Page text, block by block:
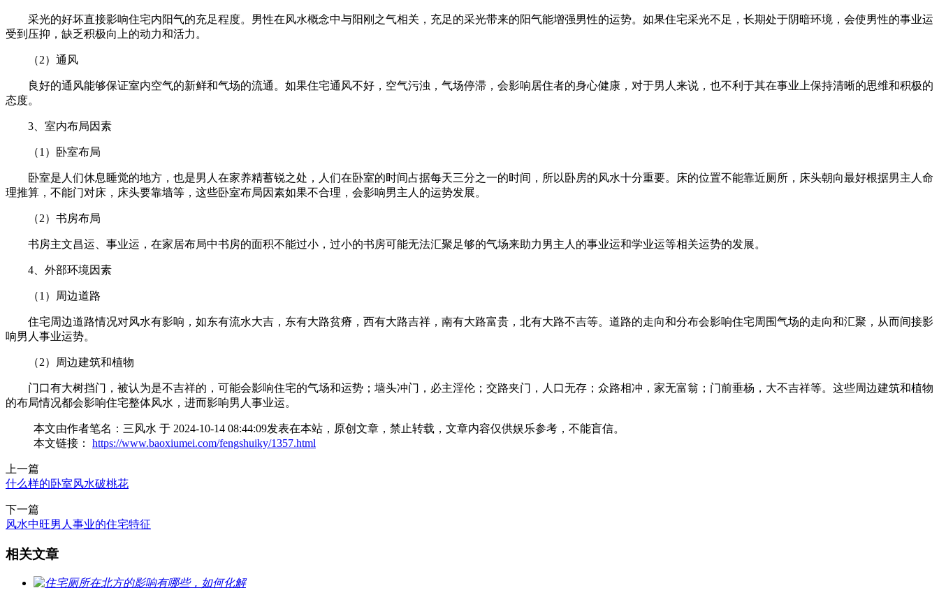
采光的好坏直接影响住宅内阳气的充足程度。男性在风水概念中与阳刚之气相关，充足的采光带来的阳气能增强男性的运势。如果住宅采光不足，长期处于阴暗环境，会使男性的事业运
受到压抑，缺乏积极向上的动力和活力。
（2）通风
良好的通风能够保证室内空气的新鲜和气场的流通。如果住宅通风不好，空气污浊，气场停滞，会影响居住者的身心健康，对于男人来说，也不利于其在事业上保持清晰的思维和积极的
态度。
3、室内布局因素
（1）卧室布局
卧室是人们休息睡觉的地方，也是男人在家养精蓄锐之处，人们在卧室的时间占据每天三分之一的时间，所以卧房的风水十分重要。床的位置不能靠近厕所，床头朝向最好根据男主人命
理推算，不能门对床，床头要靠墙等，这些卧室布局因素如果不合理，会影响男主人的运势发展。
（2）书房布局
书房主文昌运、事业运，在家居布局中书房的面积不能过小，过小的书房可能无法汇聚足够的气场来助力男主人的事业运和学业运等相关运势的发展。
4、外部环境因素
（1）周边道路
住宅周边道路情况对风水有影响，如东有流水大吉，东有大路贫瘠，西有大路吉祥，南有大路富贵，北有大路不吉等。道路的走向和分布会影响住宅周围气场的走向和汇聚，从而间接影
响男人事业运势。
（2）周边建筑和植物
门口有大树挡门，被认为是不吉祥的，可能会影响住宅的气场和运势；墙头冲门，必主淫伦；交路夹门，人口无存；众路相冲，家无富翁；门前垂杨，大不吉祥等。这些周边建筑和植物
的布局情况都会影响住宅整体风水，进而影响男人事业运。
本文由作者笔名：三风水 于 2024-10-14 08:44:09发表在本站，原创文章，禁止转载，文章内容仅供娱乐参考，不能盲信。
本文链接： https://www.baoxiumei.com/fengshuiky/1357.html
上一篇
什么样的卧室风水破桃花
下一篇
风水中旺男人事业的住宅特征
相关文章